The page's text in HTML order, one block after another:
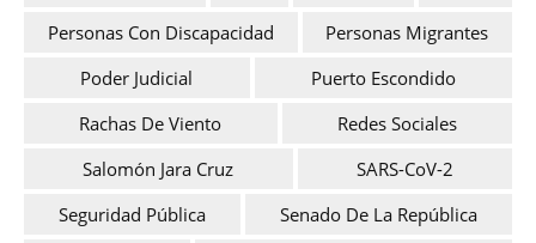
Personas Con Discapacidad
Personas Migrantes
Poder Judicial
Puerto Escondido
Rachas De Viento
Redes Sociales
Salomón Jara Cruz
SARS-CoV-2
Seguridad Pública
Senado De La República